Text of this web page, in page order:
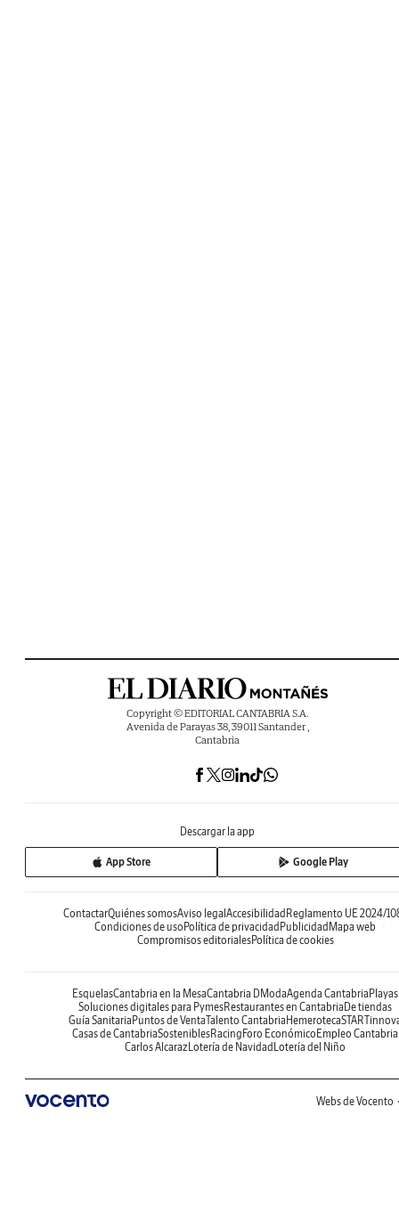
Copyright © EDITORIAL CANTABRIA S.A.
Avenida de Parayas 38, 39011 Santander ,
Cantabria
Descargar la app
App Store Google Play
ContactarQuiénes somosAviso legalAccesibilidadReglamento UE 2024/
Condiciones de usoPolítica de privacidadPublicidadMapa web
Compromisos editorialesPolítica de cookies
EsquelasCantabria en la MesaCantabria DModaAgenda CantabriaPlayas
Soluciones digitales para PymesRestaurantes en CantabriaDe tiendas
Guía SanitariaPuntos de VentaTalento CantabriaHemeroteca
Casas de CantabriaSosteniblesRacingForo EconómicoEmpleo Cantabria
Carlos AlcarazLotería de NavidadLotería del Niño
Webs de Vocento